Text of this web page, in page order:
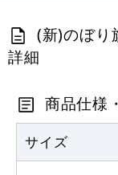
(新)のぼり
詳細
商品仕様
サイズ